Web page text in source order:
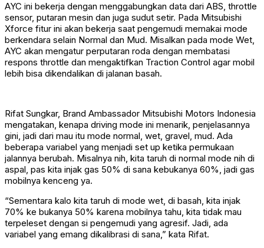
AYC ini bekerja dengan menggabungkan data dari ABS, throttle
sensor, putaran mesin dan juga sudut setir. Pada Mitsubishi
Xforce fitur ini akan bekerja saat pengemudi memakai mode
berkendara selain Normal dan Mud. Misalkan pada mode Wet,
AYC akan mengatur perputaran roda dengan membatasi
respons throttle dan mengaktifkan Traction Control agar mobil
lebih bisa dikendalikan di jalanan basah.
Rifat Sungkar, Brand Ambassador Mitsubishi Motors Indonesia
mengatakan, kenapa driving mode ini menarik, penjelasannya
gini, jadi dari mau itu mode normal, wet, gravel, mud. Ada
beberapa variabel yang menjadi set up ketika permukaan
jalannya berubah. Misalnya nih, kita taruh di normal mode nih di
aspal, pas kita injak gas 50% di sana kebukanya 60%, jadi gas
mobilnya kenceng ya.
“Sementara kalo kita taruh di mode wet, di basah, kita injak
70% ke bukanya 50% karena mobilnya tahu, kita tidak mau
terpeleset dengan si pengemudi yang agresif. Jadi, ada
variabel yang emang dikalibrasi di sana,” kata Rifat.